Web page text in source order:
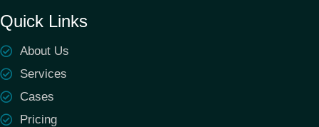
Quick Links
About Us
Services
Cases
Pricing